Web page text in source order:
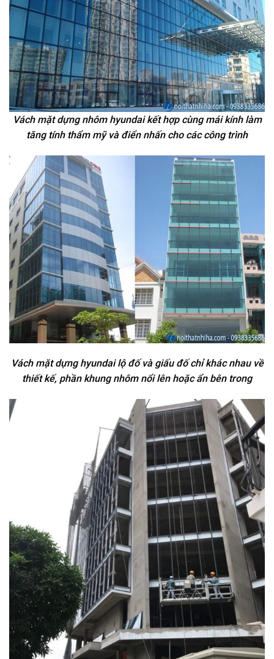
Vách mặt dựng nhôm hyundai kết hợp cùng mái kính làm
tăng tính thẩm mỹ và điển nhấn cho các công trình
Vách mặt dựng hyundai lộ đố và giấu đố chỉ khác nhau về
thiết kế, phần khung nhôm nổi lên hoặc ẩn bên trong